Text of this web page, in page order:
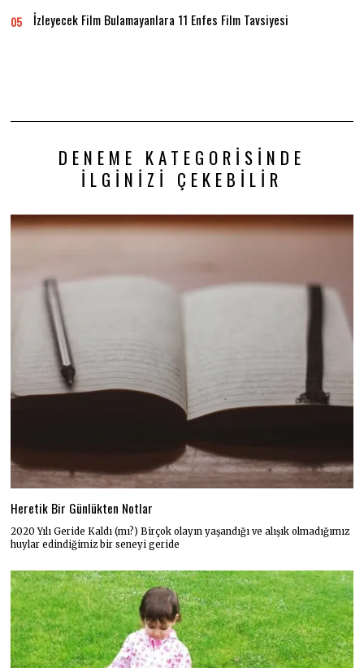
05 İzleyecek Film Bulamayanlara 11 Enfes Film Tavsiyesi
DENEME KATEGORISINDE
İLGINIZI ÇEKEBILIR
Heretik Bir Günlükten Notlar
2020 Yılı Geride Kaldı (mı?) Birçok olayın yaşandığı ve alışık olmadığımız
huylar edindiğimiz bir seneyi geride